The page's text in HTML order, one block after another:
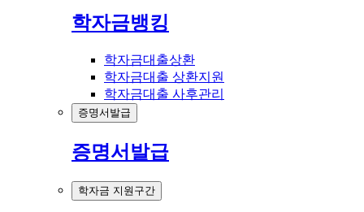
학자금뱅킹
학자금대출상환
학자금대출 상환지원
학자금대출 사후관리
증명서발급
증명서발급
학자금 지원구간